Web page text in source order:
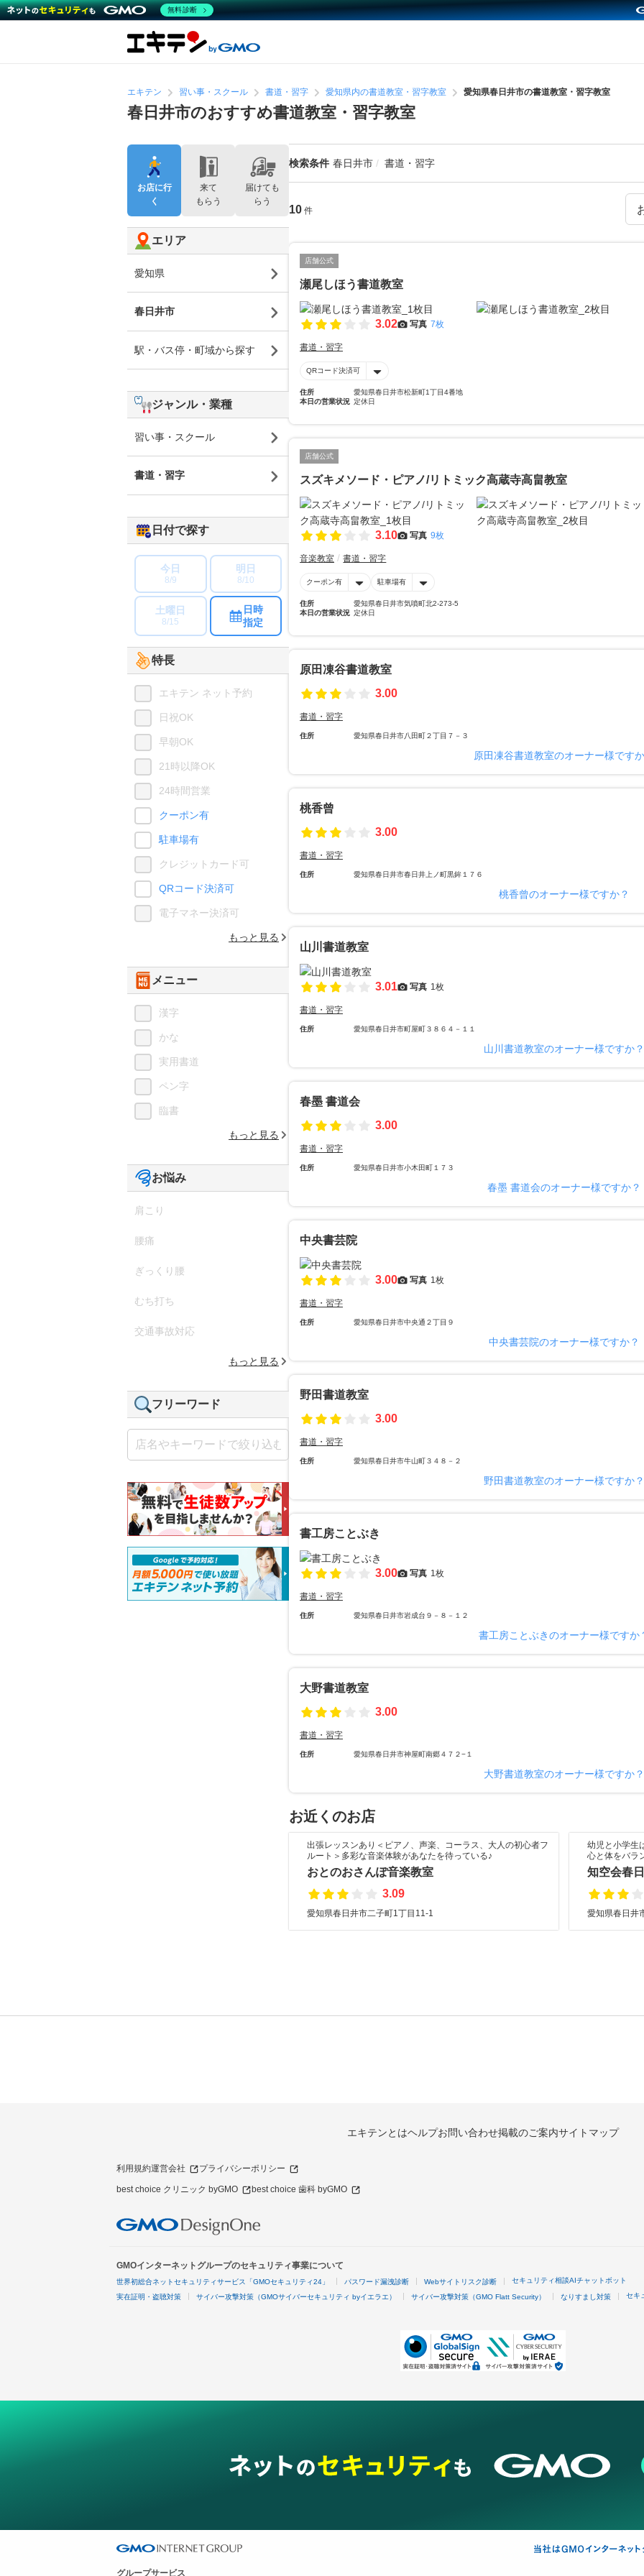
エキテン 習い事・スクール 書道・習字 愛知県内の書道教室・習字教室 愛知県春日井市の書道教室・習字教室
春日井市のおすすめ書道教室・習字教室
検索条件 春日井市 書道・習字
10 件
店舗公式
瀬尾しほう書道教室
3.02 写真 7枚
書道・習字
QRコード決済可
住所
愛知県春日井市松新町1丁目4番地
本日の営業状況 定休日
店舗公式
スズキメソード・ピアノ/リトミック高蔵寺高畠教室
3.10 写真 9枚
音楽教室 書道・習字
クーポン有 駐車場有
住所
愛知県春日井市気噴町北2-273-5
本日の営業状況 定休日
原田凍谷書道教室
3.00
書道・習字
住所 愛知県春日井市八田町２丁目７－３
原田凍谷書道教室のオーナー様です
桃香曾
3.00
書道・習字
住所 愛知県春日井市春日井上ノ町黒鉾１７６
桃香曾のオーナー様ですか？
山川書道教室
3.01 写真 1枚
書道・習字
住所 愛知県春日井市町屋町３８６４－１１
山川書道教室のオーナー様ですか？
春墨 書道会
3.00
書道・習字
住所 愛知県春日井市小木田町１７３
春墨 書道会のオーナー様ですか？
中央書芸院
3.00 写真 1枚
書道・習字
住所 愛知県春日井市中央通２丁目９
中央書芸院のオーナー様ですか？
野田書道教室
3.00
書道・習字
住所 愛知県春日井市牛山町３４８－２
野田書道教室のオーナー様ですか？
書工房ことぶき
3.00 写真 1枚
書道・習字
住所 愛知県春日井市岩成台９－８－１２
書工房ことぶきのオーナー様ですか
大野書道教室
3.00
書道・習字
住所 愛知県春日井市神屋町南郷４７２−１
大野書道教室のオーナー様ですか？
お近くのお店
出張レッスンあり＜ピアノ、声楽、コーラス、大人の初心者フ
ルート＞多彩な音楽体験があなたを待っている♪
おとのおさんぽ音楽教室
3.09
愛知県春日井市二子町1丁目11-1
幼児と小学生
心と体をバラ
知空会春
愛知県春日井
お店に行
く
来て
もらう
届けても
らう
エリア
愛知県
春日井市
駅・バス停・町域から探す
ジャンル・業種
習い事・スクール
書道・習字
日付で探す
今日
8/9
明日
8/10
土曜日
8/15
日時
指定
特長
エキテン ネット予約
日祝OK
早朝OK
21時以降OK
24時間営業
クーポン有
駐車場有
クレジットカード可
QRコード決済可
電子マネー決済可
もっと見る
メニュー
漢字
かな
実用書道
ペン字
臨書
もっと見る
お悩み
肩こり
腰痛
ぎっくり腰
むち打ち
交通事故対応
もっと見る
フリーワード
エキテンとはヘルプお問い合わせ掲載のご案内サイトマップ
利用規約運営会社 プライバシーポリシー
best choice クリニック byGMO best choice 歯科 byGMO
GMOインターネットグループのセキュリティ事業について
世界初総合ネットセキュリティサービス「GMOセキュリティ24」 パスワード漏洩診断 Webサイトリスク診断 セキュリティ相談AIチャットボット
実在証明・盗聴対策 サイバー攻撃対策（GMOサイバーセキュリティ byイエラエ） サイバー攻撃対策（GMO Flatt Security） なりすまし対策 セキ
グループサービス
無料診断